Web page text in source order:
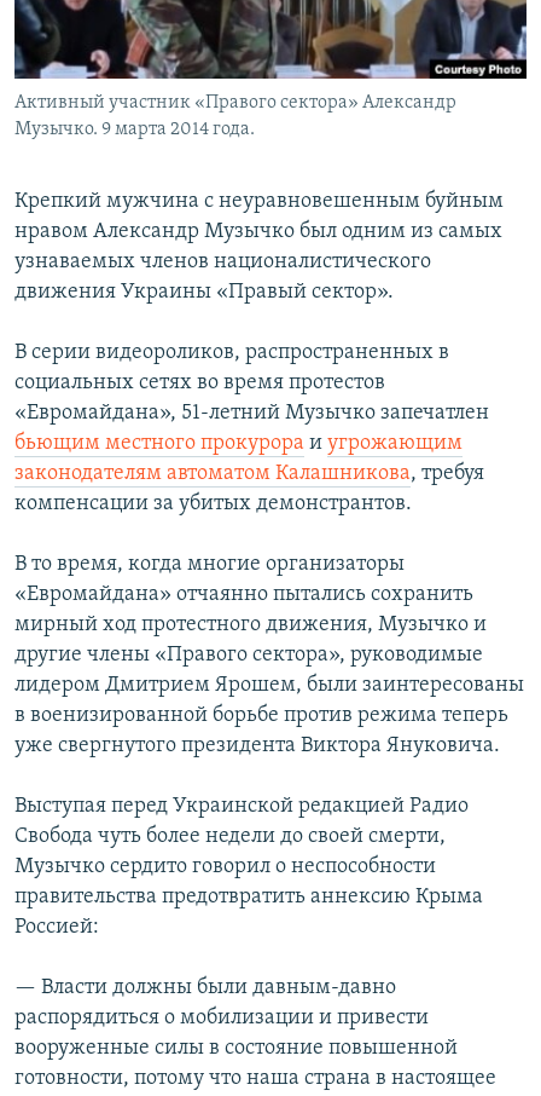
Հայերեն
English
Русский
Все сайты Радио Азатутюн
Активный участник «Правого сектора» Александр
Музычко. 9 марта 2014 года.
Крепкий мужчина с неуравновешенным буйным
нравом Александр Музычко был одним из самых
узнаваемых членов националистического
движения Украины «Правый сектор».
В серии видеороликов, распространенных в
социальных сетях во время протестов
«Евромайдана», 51-летний Музычко запечатлен
бьющим местного прокурора и угрожающим
законодателям автоматом Калашникова, требуя
компенсации за убитых демонстрантов.
В то время, когда многие организаторы
«Евромайдана» отчаянно пытались сохранить
мирный ход протестного движения, Музычко и
другие члены «Правого сектора», руководимые
лидером Дмитрием Ярошем, были заинтересованы
в военизированной борьбе против режима теперь
уже свергнутого президента Виктора Януковича.
Выступая перед Украинской редакцией Радио
Свобода чуть более недели до своей смерти,
Музычко сердито говорил о неспособности
правительства предотвратить аннексию Крыма
Россией:
— Власти должны были давным-давно
распорядиться о мобилизации и привести
вооруженные силы в состояние повышенной
готовности, потому что наша страна в настоящее